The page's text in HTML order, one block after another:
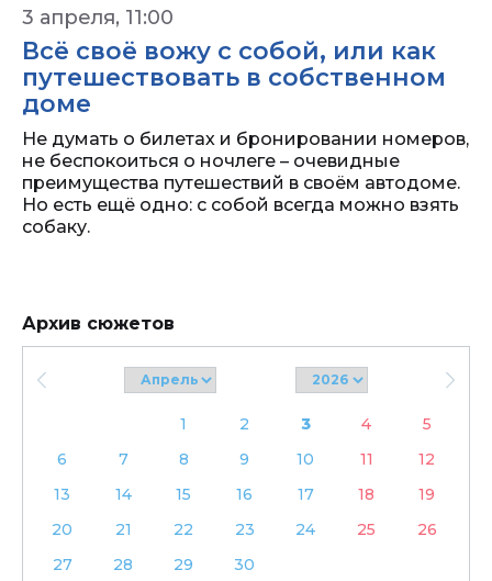
3 апреля, 11:00
Всё своё вожу с собой, или как
путешествовать в собственном
доме
Не думать о билетах и бронировании номеров,
не беспокоиться о ночлеге – очевидные
преимущества путешествий в своём автодоме.
Но есть ещё одно: с собой всегда можно взять
собаку.
Архив сюжетов
1 2 3 4
5
6
7 8 9 10 11
12
13
14 15 16 17 18
19
20
21 22 23 24 25
26
27
28 29 30